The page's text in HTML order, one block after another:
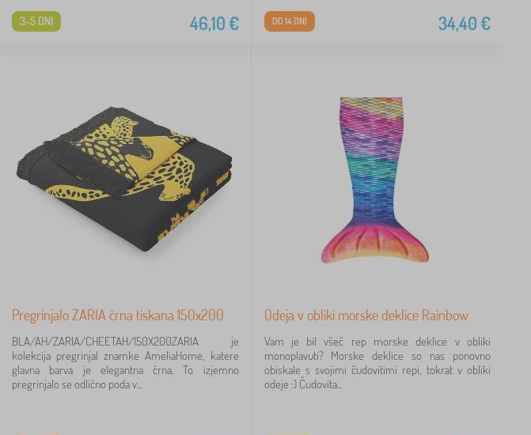
46,10€
3-5 DNI 34,40€
DO 14 DNI
Pregrinjalo ZARIA črna tiskana 150x200
BLA/AH/ZARIA/CHEETAH/150X200ZARIA je
kolekcija pregrinjal znamke AmeliaHome, katere
glavna barva je elegantna črna. To izjemno
pregrinjalo se odlično poda v...
Odeja v obliki morske deklice Rainbow
Vam je bil všeč rep morske deklice v obliki
monoplavuti? Morske deklice so nas ponovno
obiskale s svojimi čudovitimi repi, tokrat v obliki
odeje :) Čudovita...